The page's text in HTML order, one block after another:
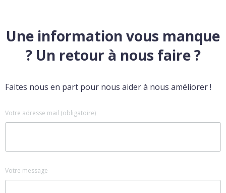
Une information vous manque
? Un retour à nous faire ?
Faites nous en part pour nous aider à nous améliorer !
Votre adresse mail (obligatoire)
Votre message